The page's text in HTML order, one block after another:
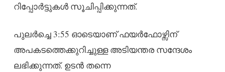
റിപ്പോർട്ടുകൾ സൂചിപ്പിക്കുന്നത്.
പുലർച്ചെ 3:55 ഓടെയാണ് ഫയർഫോഴ്സിന്
അപകടത്തെക്കുറിച്ചുള്ള അടിയന്തര സന്ദേശം
ലഭിക്കുന്നത്. ഉടൻ തന്നെ